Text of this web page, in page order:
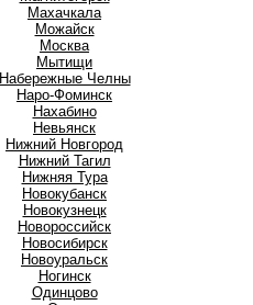
Махачкала
Можайск
Москва
Мытищи
Набережные Челны
Наро-Фоминск
Нахабино
Невьянск
Нижний Новгород
Нижний Тагил
Нижняя Тура
Новокубанск
Новокузнецк
Новороссийск
Новосибирск
Новоуральск
Ногинск
Одинцово